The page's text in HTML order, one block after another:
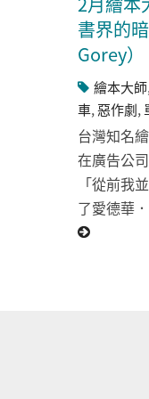
書界的
Gorey）
繪本大師
車,惡作劇,
台灣知名
在廣告公
「從前我
了愛德華